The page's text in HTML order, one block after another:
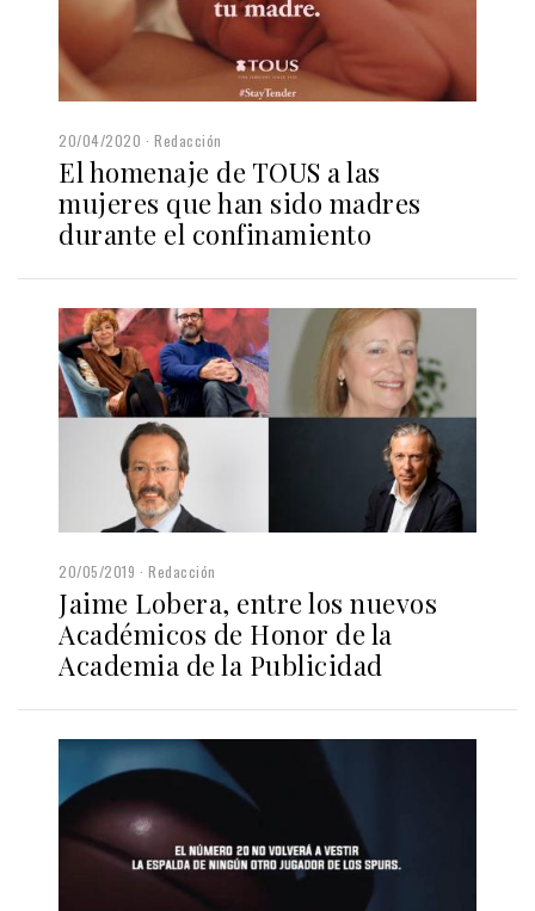
20/04/2020 Redacción
El homenaje de TOUS a las
mujeres que han sido madres
durante el confinamiento
20/05/2019 Redacción
Jaime Lobera, entre los nuevos
Académicos de Honor de la
Academia de la Publicidad